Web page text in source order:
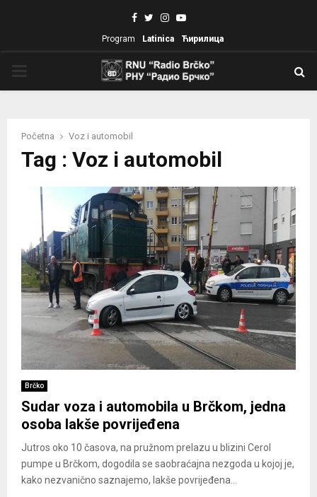
Facebook
TwitterInstagram
Youtube
Program Latinica Ћирилица
Početna Voz i automobil
Tag : Voz i automobil
Brčko
Sudar voza i automobila u Brčkom, jedna
osoba lakše povrijeđena
Jutros oko 10 časova, na pružnom prelazu u blizini Cerol
pumpe u Brčkom, dogodila se saobraćajna nezgoda u kojoj je,
kako nezvanično saznajemo, lakše povrijeđena...